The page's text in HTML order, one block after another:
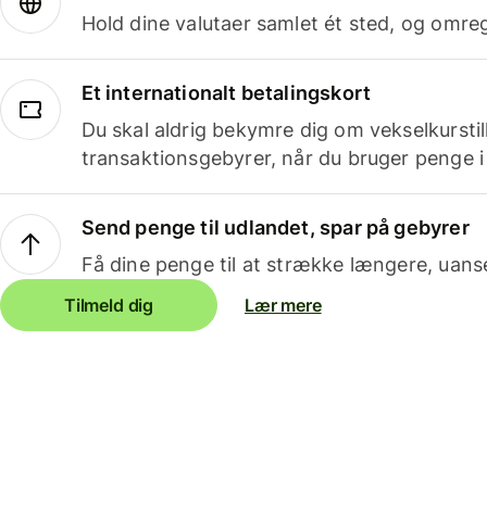
Hold dine valutaer samlet ét sted, og
Et internationalt betalingskort
Du skal aldrig bekymre dig om
transaktionsgebyrer, når du bruger penge
Send penge til udlandet, spar på gebyrer
Få dine penge til at strække længere,
Tilmeld dig Lær mere